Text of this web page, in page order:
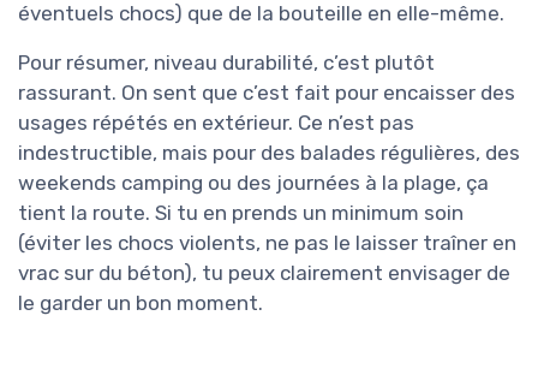
éventuels chocs) que de la bouteille en elle-même.
Pour résumer, niveau durabilité, c’est plutôt
rassurant. On sent que c’est fait pour encaisser des
usages répétés en extérieur. Ce n’est pas
indestructible, mais pour des balades régulières, des
weekends camping ou des journées à la plage, ça
tient la route. Si tu en prends un minimum soin
(éviter les chocs violents, ne pas le laisser traîner en
vrac sur du béton), tu peux clairement envisager de
le garder un bon moment.